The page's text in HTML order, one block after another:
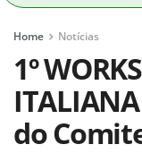
Home Notícias
1º
do